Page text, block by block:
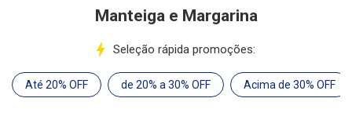
Manteiga e Margarina
Seleção rápida promoções:
Até 20% OFF de 20% a 30% OFF Acima de 30% OFF